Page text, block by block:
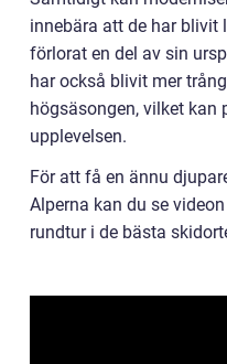
innebära att de har blivit
förlorat en del av sin
har också blivit mer
högsäsongen, vilket kan
upplevelsen.
För att få en ännu
Alperna kan du se
rundtur i de bästa